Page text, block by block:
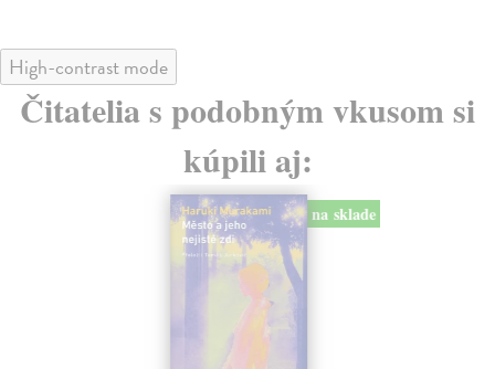
High-contrast mode
Čitatelia s podobným vkusom si
kúpili aj:
na sklade